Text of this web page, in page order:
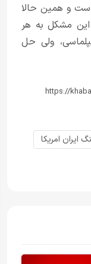
و همین حالا
مشکل به هر
ولی حل
ایران امریکا